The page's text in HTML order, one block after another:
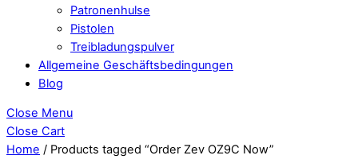
Patronenhulse
Pistolen
Treibladungspulver
Allgemeine Geschäftsbedingungen
Blog
Close Menu
Close Cart
Home / Products tagged “Order Zev OZ9C Now”